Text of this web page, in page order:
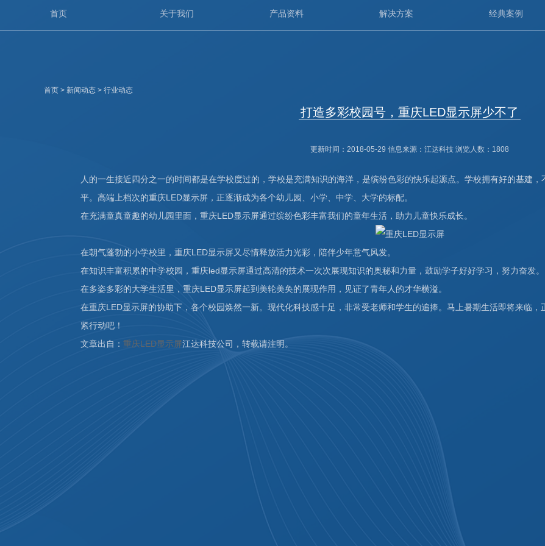
首页 关于我们 产品资料 解决方案 经典案例
首页 > 新闻动态 > 行业动态
打造多彩校园号，重庆LED显示屏少不了
更新时间：2018-05-29 信息来源： 江达科技 浏览人数： 1808
人的一生接近四分之一的时间都是在学校度过的，学校是充满知识的海洋，是缤纷色彩的快乐起源点。学校拥有好的基建
平。高端上档次的重庆LED显示屏，正逐渐成为各个幼儿园、小学、中学、大学的标配。
在充满童真童趣的幼儿园里面，重庆LED显示屏通过缤纷色彩丰富我们的童年生活，助力儿童快乐成长。
在朝气蓬勃的小学校里，重庆LED显示屏又尽情释放活力光彩，陪伴少年意气风发。
在知识丰富积累的中学校园，重庆led显示屏通过高清的技术一次次展现知识的奥秘和力量，鼓励学子好好学习，努力奋发。
在多姿多彩的大学生活里，重庆LED显示屏起到美轮美奂的展现作用，见证了青年人的才华横溢。
在重庆LED显示屏的协助下，各个校园焕然一新。现代化科技感十足，非常受老师和学生的追捧。马上暑期生活即将来临
紧行动吧！
文章出自： 重庆LED显示屏江达科技公司，转载请注明。